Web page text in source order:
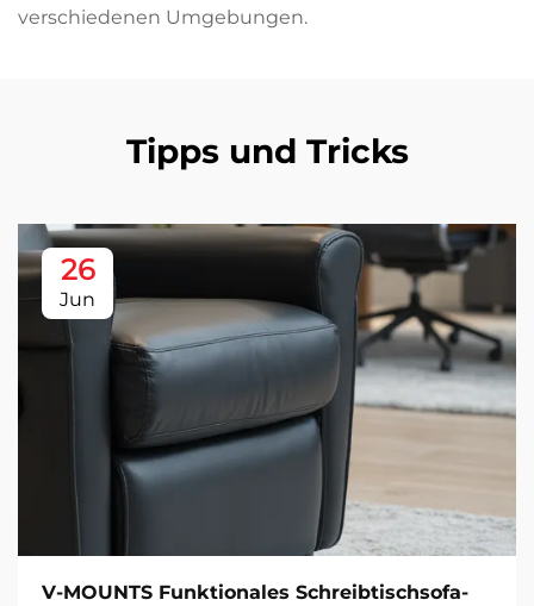
verschiedenen Umgebungen.
Tipps und Tricks
26
Jun
V-MOUNTS Funktionales Schreibtischsofa-